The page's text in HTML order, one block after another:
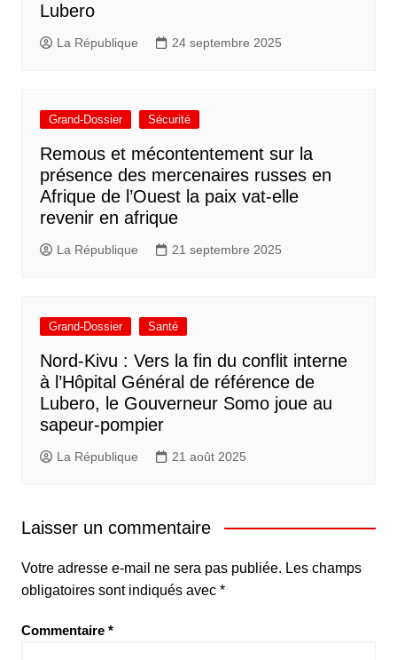
Lubero
La République 24 septembre 2025
Grand-Dossier Sécurité
Remous et mécontentement sur la
présence des mercenaires russes en
Afrique de l’Ouest la paix vat-elle
revenir en afrique
La République 21 septembre 2025
Grand-Dossier Santé
Nord-Kivu : Vers la fin du conflit interne
à l’Hôpital Général de référence de
Lubero, le Gouverneur Somo joue au
sapeur-pompier
La République 21 août 2025
Laisser un commentaire
Votre adresse e-mail ne sera pas publiée. Les champs
obligatoires sont indiqués avec *
Commentaire *